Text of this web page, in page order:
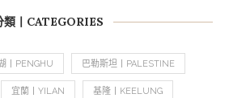
類丨CATEGORIES
丨PENGHU 巴勒斯坦丨PALESTINE
宜蘭丨YILAN 基隆丨KEELUNG